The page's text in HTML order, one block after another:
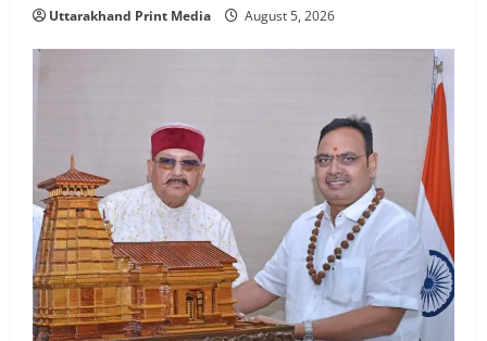
Uttarakhand Print Media August 5, 2026